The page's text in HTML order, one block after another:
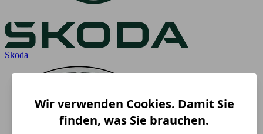
Skoda
Wir verwenden Cookies. Damit Sie
finden, was Sie brauchen.